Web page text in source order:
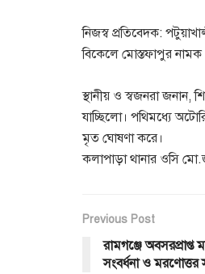
নিজস্ব প্রতিবেদক:
বিকেলে মোস্তফাপুর
স্থানীয় ও স্বজনরা জনান,
যাচ্ছিলো। পথিমধ্যে
মৃত ঘোষণা করে।
কলাপাড়া থানার ওসি
Previous Post
রামগঞ্জে অবসরপ্রাপ্ত
সংবর্ধনা ও মরণোত্তর